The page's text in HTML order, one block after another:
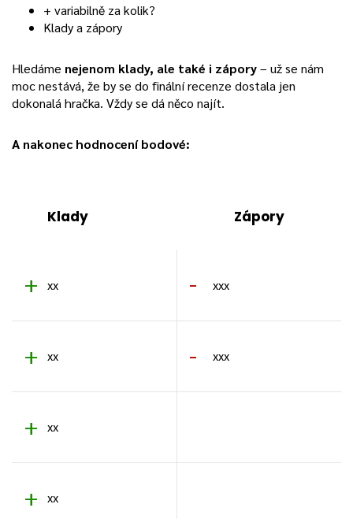
+ variabilně za kolik?
Klady a zápory
Hledáme nejenom klady, ale také i zápory– už se nám
moc nestává, že by se do finální recenze dostala jen
dokonalá hračka. Vždy se dá něco najít.
A nakonec hodnocení bodové:
Klady Zápory
xx xxx
xx xxx
xx
xx